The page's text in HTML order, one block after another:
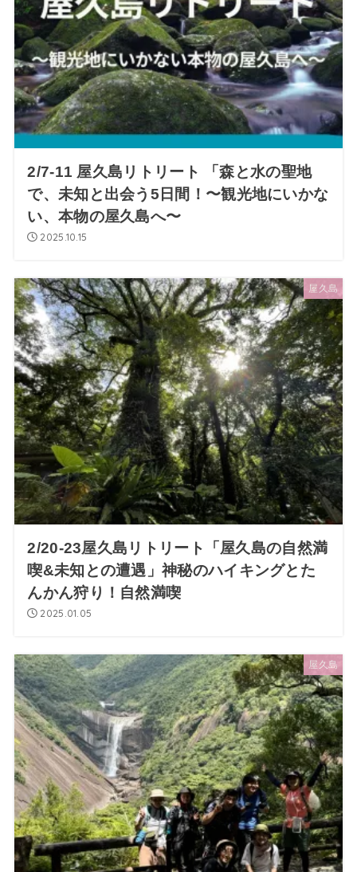
2/7-11 屋久島リトリート 「森と水の聖地
で、未知と出会う5日間！〜観光地にいかな
い、本物の屋久島へ〜
2025.10.15
屋久島
2/20-23屋久島リトリート「屋久島の自然満
喫&未知との遭遇」神秘のハイキングとた
んかん狩り！自然満喫
2025.01.05
屋久島